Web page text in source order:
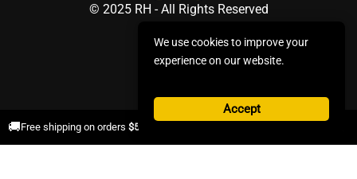
🚚Free shipping on orders $50+
© 2025 RH - All Rights Reserved
We use cookies to improve your
experience on our website.
Accept